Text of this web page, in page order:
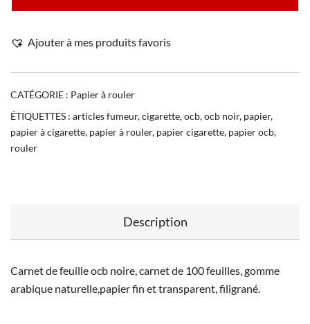
Ajouter à mes produits favoris
CATÉGORIE : Papier à rouler
ÉTIQUETTES : articles fumeur,cigarette,ocb,ocb noir, papier,
papier à cigarette, papier à rouler, papier cigarette, papier ocb,
rouler
Description
Carnet de feuille ocb noire, carnet de 100 feuilles, gomme
arabique naturelle,papier fin et transparent, filigrané.